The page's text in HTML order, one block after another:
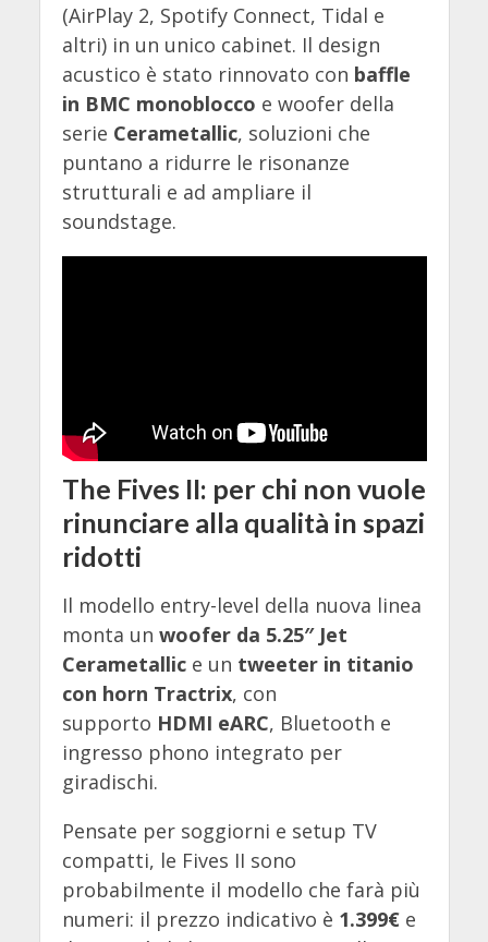
(AirPlay 2, Spotify Connect, Tidal e
altri) in un unico cabinet. Il design
acustico è stato rinnovato con baffle
in BMC monoblocco e woofer della
serie Cerametallic, soluzioni che
puntano a ridurre le risonanze
strutturali e ad ampliare il
soundstage.
The Fives II: per chi non vuole
rinunciare alla qualità in spazi
ridotti
Il modello entry-level della nuova linea
monta un woofer da 5.25″ Jet
Cerametallice un tweeter in titanio
con horn Tractrix, con
supporto HDMI eARC, Bluetooth e
ingresso phono integrato per
giradischi.
Pensate per soggiorni e setup TV
compatti, le Fives II sono
probabilmente il modello che farà più
numeri: il prezzo indicativo è 1.399€e